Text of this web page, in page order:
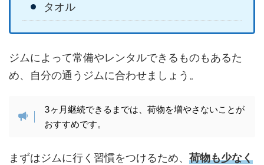
タオル
ジムによって常備やレンタルできるものもあるた
め、自分の通うジムに合わせましょう。
3ヶ月継続できるまでは、荷物を増やさないことが
おすすめです。
まずはジムに行く習慣をつけるため、 荷物も少なく